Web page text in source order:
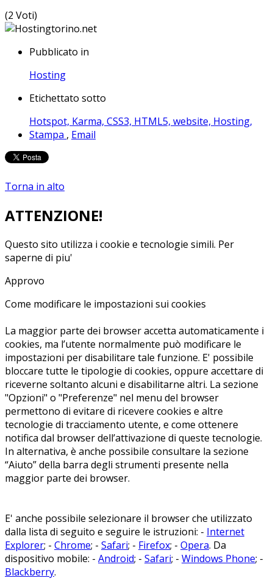
(2 Voti)
Pubblicato in
Hosting
Etichettato sotto
Hotspot, Karma, CSS3, HTML5, website, Hosting,
Stampa , Email
Torna in alto
ATTENZIONE!
Questo sito utilizza i cookie e tecnologie simili. Per
saperne di piu'
Approvo
Come modificare le impostazioni sui cookies
La maggior parte dei browser accetta automaticamente i
cookies, ma l’utente normalmente può modificare le
impostazioni per disabilitare tale funzione. E' possibile
bloccare tutte le tipologie di cookies, oppure accettare di
riceverne soltanto alcuni e disabilitarne altri. La sezione
"Opzioni" o "Preferenze" nel menu del browser
permettono di evitare di ricevere cookies e altre
tecnologie di tracciamento utente, e come ottenere
notifica dal browser dell’attivazione di queste tecnologie.
In alternativa, è anche possibile consultare la sezione
“Aiuto” della barra degli strumenti presente nella
maggior parte dei browser.
E' anche possibile selezionare il browser che utilizzato
dalla lista di seguito e seguire le istruzioni: - Internet
Explorer; - Chrome; - Safari; - Firefox; - Opera. Da
dispositivo mobile: - Android; - Safari; - Windows Phone; -
Blackberry.